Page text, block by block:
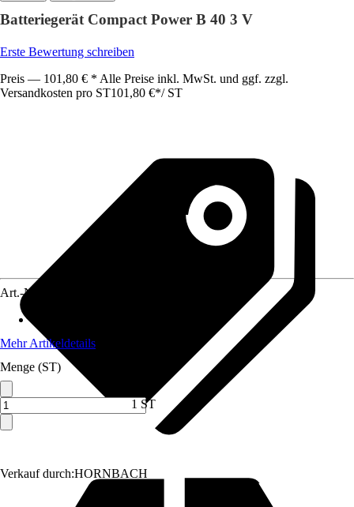
Batteriegerät Compact Power B 40 3 V
Erste Bewertung schreiben
Preis — 101,80 € * Alle Preise inkl. MwSt. und ggf. zzgl.
Versandkosten pro ST101,80 €*/ ST
Verkauf durch:HORNBACH
Art.-Nr.
Mehr Artikeldetails
Menge (ST)
1 ST